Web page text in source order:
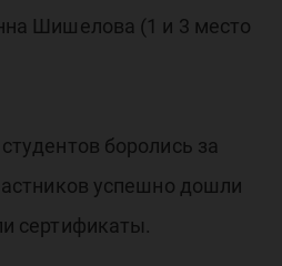
Шишелова (1 и 3 место
боролись за
успешно дошли
сертификаты.